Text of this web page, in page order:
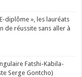
diplôme », les lauréats
de réussite sans aller à
Fatshi-Kabila-
Serge Gontcho)